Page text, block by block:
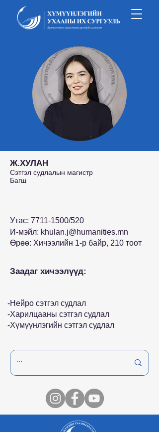
Ж.ХУЛАН
Сэтгэл судлалын магистр
Багш
Утас: 7711-1500/520
И-мэйл: khulan.j@humanities.mn
Өрөө: Хичээлийн 1-р байр, 210 тоот
Заадаг хичээлүүд:
-Нейро сэтгэл судлал
-Харилцааны сэтгэл судлал
-Хүмүүнлэгийн сэтгэл судлал